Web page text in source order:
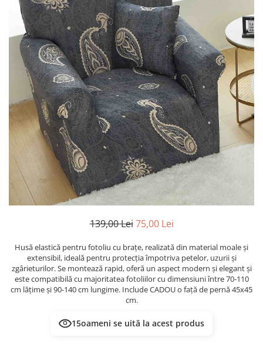
139,00 Lei 75,00 Lei
Husă elastică pentru fotoliu cu brațe, realizată din material moale și
extensibil, ideală pentru protecția împotriva petelor, uzurii și
zgârieturilor. Se montează rapid, oferă un aspect modern și elegant și
este compatibilă cu majoritatea fotoliilor cu dimensiuni între 70-110
cm lățime și 90-140 cm lungime. Include CADOU o față de pernă 45x45
cm.
15oameni se uită la acest produs